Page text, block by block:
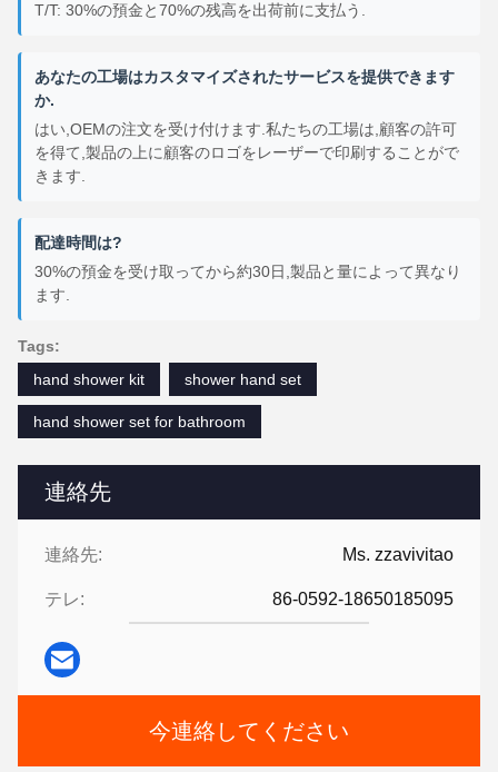
連絡先
連絡先: Ms. zzavivitao
テレ: 86-0592-18650185095
今連絡してください
T/T: 30%の預金と70%の残高を出荷前に支払う.
あなたの工場はカスタマイズされたサービスを提供できます
か.
はい,OEMの注文を受け付けます.私たちの工場は,顧客の許可
を得て,製品の上に顧客のロゴをレーザーで印刷することがで
きます.
配達時間は?
30%の預金を受け取ってから約30日,製品と量によって異なり
ます.
Tags:
hand shower kit
shower hand set
hand shower set for bathroom